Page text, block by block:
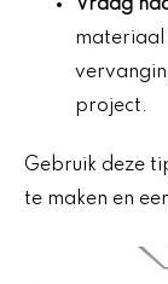
Vraag
materiaal
project.
Gebruik deze
te maken en